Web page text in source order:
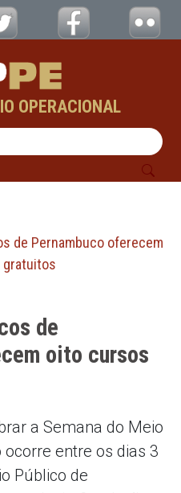
Pernambuco
OPERACIONAL
de Pernambuco oferecem
de
oito cursos
a Semana do Meio
entre os dias 3
Público de